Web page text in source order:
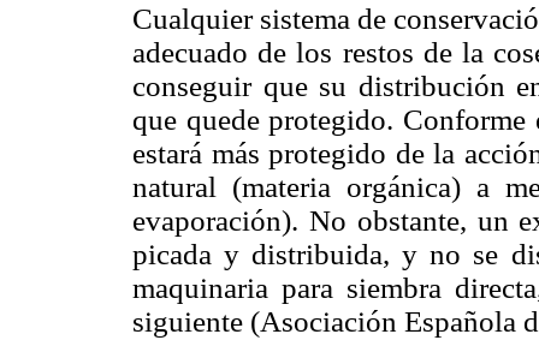
Cualquier sistema de
adecuado de los restos de la
conseguir que su distribución
que quede protegido. Conforme
estará más protegido de la
natural (materia orgánica) a
evaporación). No obstante, un
picada y distribuida, y no se
maquinaria para siembra
siguiente (Asociación Española